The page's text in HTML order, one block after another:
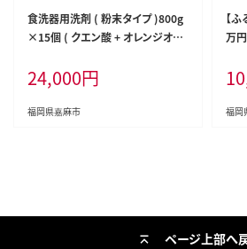
食洗器用洗剤 ( 粉末タイプ )800g
×15個 ( クエン酸 + オレンジオイ
24,000円
福岡県嘉麻市
【
万円
福岡
ページ上部へ